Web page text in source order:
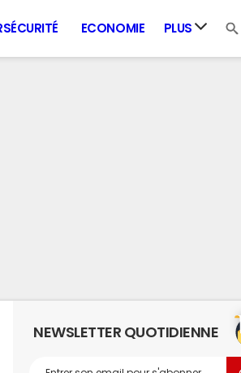
ECONOMIE PLUS
NEWSLETTER QUOTIDIENNE